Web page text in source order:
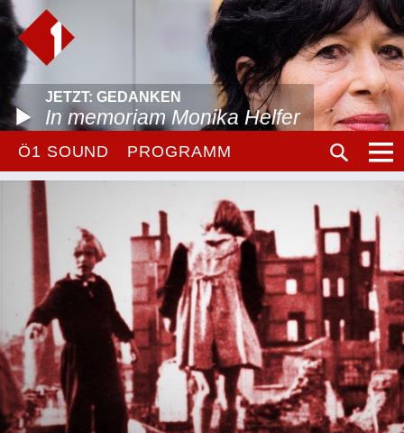
JETZT: GEDANKEN
In memoriam Monika Helfer
Ö1 SOUND PROGRAMM